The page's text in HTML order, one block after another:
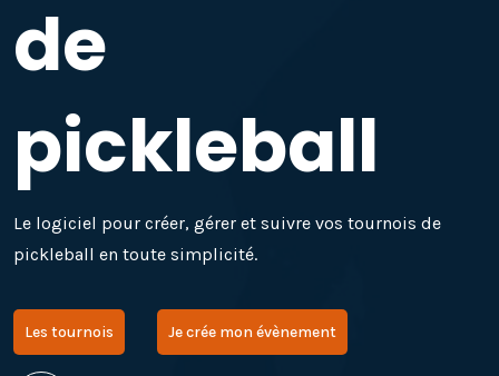
de
pickleball
Le logiciel pour créer, gérer et suivre vos tournois de
pickleball en toute simplicité.
Les tournois Je crée mon évènement